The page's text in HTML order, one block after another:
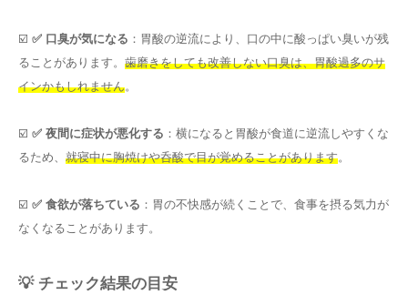
☑️ ✅ 口臭が気になる ：胃酸の逆流により、口の中に酸っぱい臭いが残
ることがあります。 歯磨きをしても改善しない口臭は、胃酸過多のサ
インかもしれません。
☑️ ✅ 夜間に症状が悪化する ：横になると胃酸が食道に逆流しやすくな
るため、 就寝中に胸焼けや呑酸で目が覚めることがあります。
☑️ ✅ 食欲が落ちている ：胃の不快感が続くことで、食事を摂る気力が
なくなることがあります。
💡 チェック結果の目安